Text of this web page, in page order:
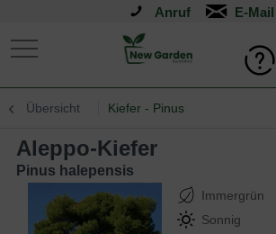
Anruf
Übersicht Kiefer - Pinus
Aleppo-Kiefer
Pinus halepensis
Immergrün
Sonnig